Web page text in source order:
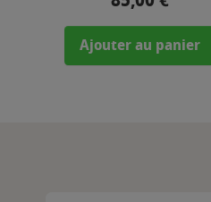
Ajouter au panier